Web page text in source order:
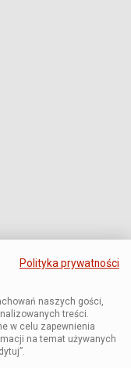
Polityka prywatności
naszych gości,
treści.
w celu zapewnienia
na temat używanych